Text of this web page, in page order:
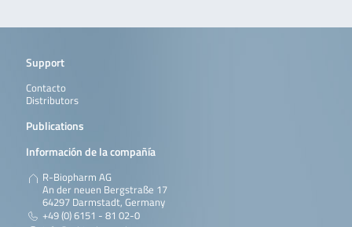
Support
Contacto
Distributors
Publications
Información de la compañía
R-Biopharm AG
An der neuen Bergstraße 17
64297 Darmstadt, Germany
+49 (0) 6151 - 81 02-0